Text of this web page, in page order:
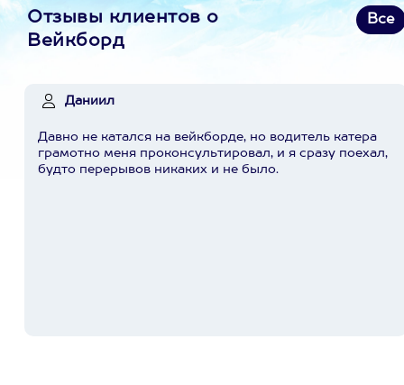
Отзывы клиентов о
Вейкборд
Все
Даниил
Давно не катался на вейкборде, но водитель катера
грамотно меня проконсультировал, и я сразу поехал,
будто перерывов никаких и не было.